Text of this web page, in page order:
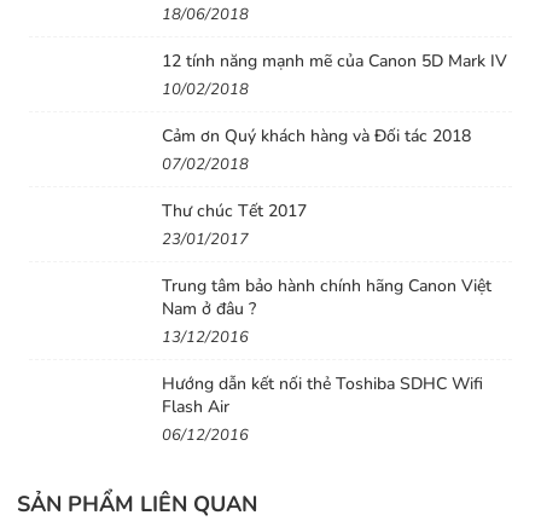
18/06/2018
12 tính năng mạnh mẽ của Canon 5D Mark IV
10/02/2018
Cảm ơn Quý khách hàng và Đối tác 2018
07/02/2018
Thư chúc Tết 2017
23/01/2017
Trung tâm bảo hành chính hãng Canon Việt
Nam ở đâu ?
13/12/2016
Hướng dẫn kết nối thẻ Toshiba SDHC Wifi
Flash Air
06/12/2016
SẢN PHẨM LIÊN QUAN